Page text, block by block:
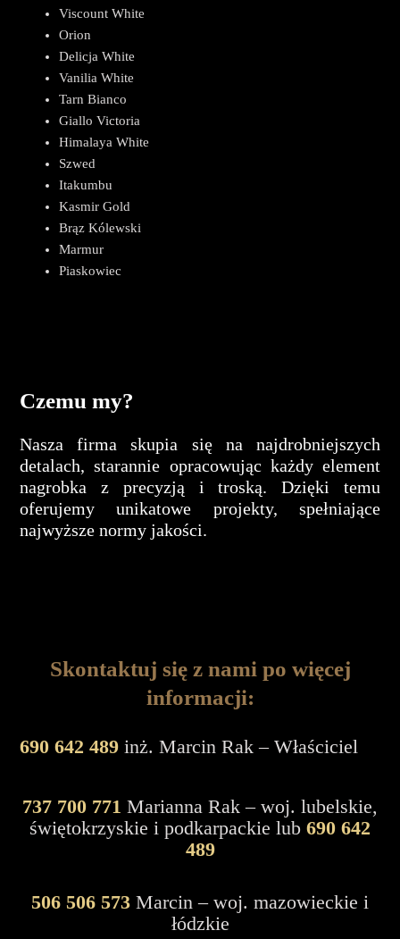
Viscount White
Orion
Delicja White
Vanilia White
Tarn Bianco
Giallo Victoria
Himalaya White
Szwed
Itakumbu
Kasmir Gold
Brąz Kólewski
Marmur
Piaskowiec
Czemu my?
Nasza firma skupia się na najdrobniejszych
detalach, starannie opracowując każdy element
nagrobka z precyzją i troską. Dzięki temu
oferujemy unikatowe projekty, spełniające
najwyższe normy jakości.
Skontaktuj się z nami po więcej
informacji:
690 642 489inż. Marcin Rak – Właściciel
737 700 771 Marianna Rak – woj. lubelskie,
świętokrzyskie i podkarpackie lub 690 642
489
506 506 573 Marcin – woj. mazowieckie i
łódzkie